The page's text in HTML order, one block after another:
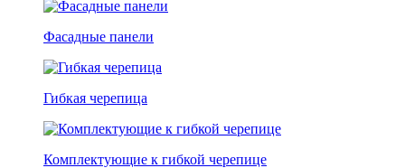
Фасадные панели
Гибкая черепица
Комплектующие к гибкой черепице